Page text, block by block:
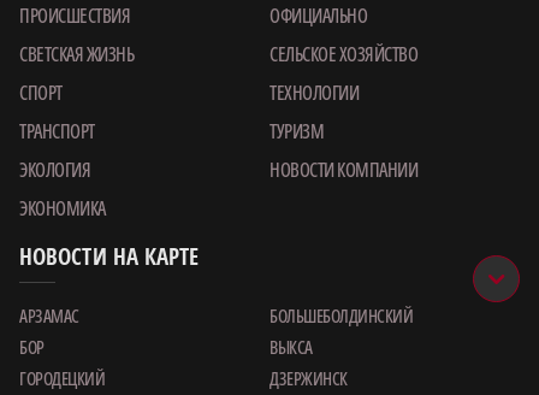
ПРОИСШЕСТВИЯ
ОФИЦИАЛЬНО
СВЕТСКАЯ ЖИЗНЬ
СЕЛЬСКОЕ ХОЗЯЙСТВО
СПОРТ
ТЕХНОЛОГИИ
ТРАНСПОРТ
ТУРИЗМ
ЭКОЛОГИЯ
НОВОСТИ КОМПАНИИ
ЭКОНОМИКА
НОВОСТИ НА КАРТЕ
АРЗАМАС
БОЛЬШЕБОЛДИНСКИЙ
БОР
ВЫКСА
ГОРОДЕЦКИЙ
ДЗЕРЖИНСК